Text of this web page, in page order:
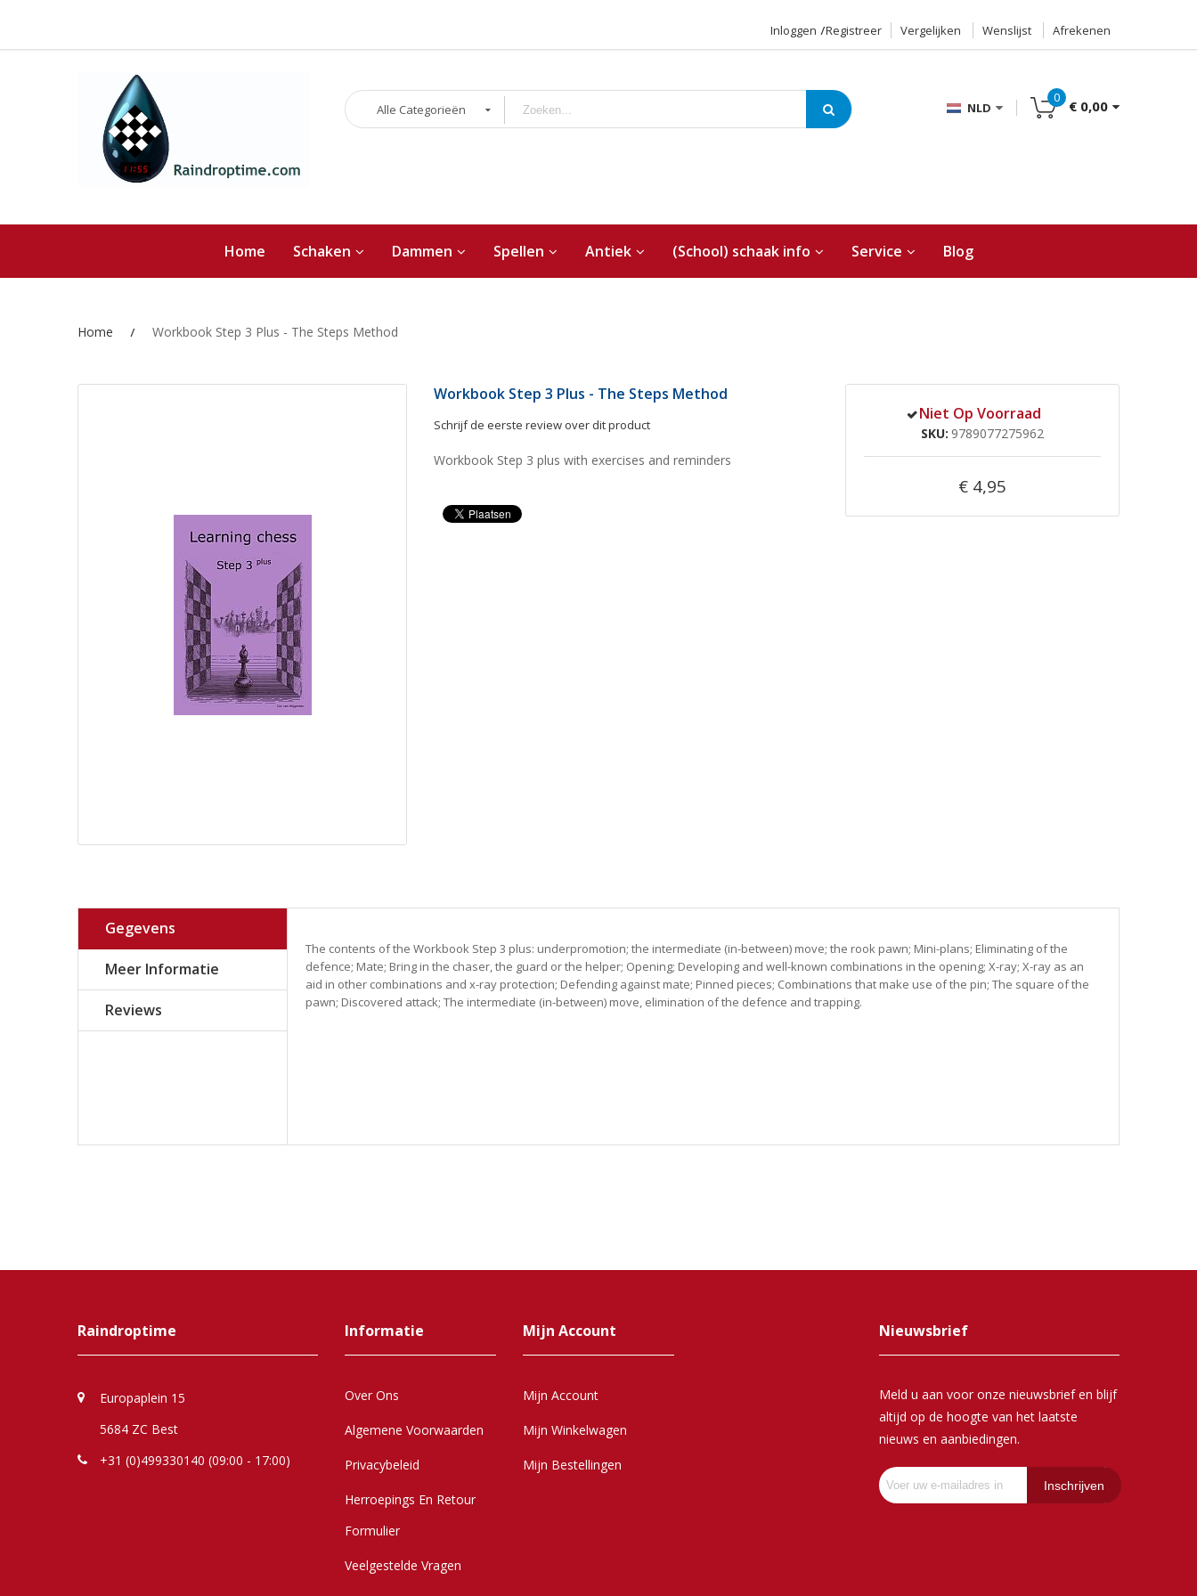
Inloggen Registreer Vergelijken Wenslijst Afrekenen
Alle Categorieën NLD
0
€ 0,00
Home Schaken Dammen Spellen Antiek (School) schaak info Service Blog
Home Workbook Step 3 Plus - The Steps Method
Workbook Step 3 Plus - The Steps Method
Schrijf de eerste review over dit product
Workbook Step 3 plus with exercises and reminders
Niet Op Voorraad
SKU 9789077275962
€ 4,95
Gegevens
Meer Informatie
Reviews
The contents of the Workbook Step 3 plus: underpromotion; the intermediate (in-between) move; the rook pawn; Mini-plans; Eliminating of the
defence; Mate; Bring in the chaser, the guard or the helper; Opening; Developing and well-known combinations in the opening; X-ray; X-ray as an
aid in other combinations and x-ray protection; Defending against mate; Pinned pieces; Combinations that make use of the pin; The square of the
pawn; Discovered attack; The intermediate (in-between) move, elimination of the defence and trapping.
Raindroptime
Europaplein 15
5684 ZC Best
+31 (0)499330140 (09:00 - 17:00)
Informatie
Over Ons
Algemene Voorwaarden
Privacybeleid
Herroepings En Retour
Formulier
Veelgestelde Vragen
Mijn Account
Mijn Account
Mijn Winkelwagen
Mijn Bestellingen
Nieuwsbrief
Meld u aan voor onze nieuwsbrief en blijf
altijd op de hoogte van het laatste
nieuws en aanbiedingen.
Inschrijven